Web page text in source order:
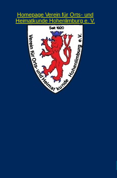
Homepage Verein für Orts- und
Heimatkunde Hohenlimburg e. V.